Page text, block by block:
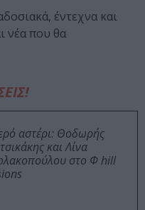
έντεχνα και
νέα που θα
αστέρι: Θοδωρής
και Λίνα
στο Φ hill